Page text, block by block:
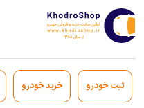
ثبت خودرو خرید خودرو